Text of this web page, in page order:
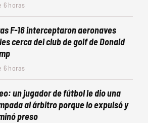
6 horas
F-16 interceptaron aeronaves
cerca del club de golf de Donald
6 horas
un jugador de fútbol le dio una
al árbitro porque lo expulsó y
preso